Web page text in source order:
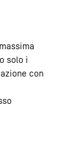
solo i
con